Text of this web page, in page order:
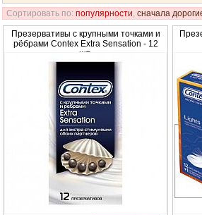
Сортировать по: популярности, сначала
Презервативы с крупными точками и
рёбрами Contex Extra Sensation - 12
шт.